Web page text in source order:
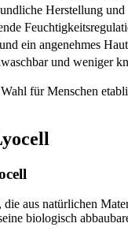
Herstellung und
ein angenehmes
und weniger
für Menschen
aus natürlichen
biologisch